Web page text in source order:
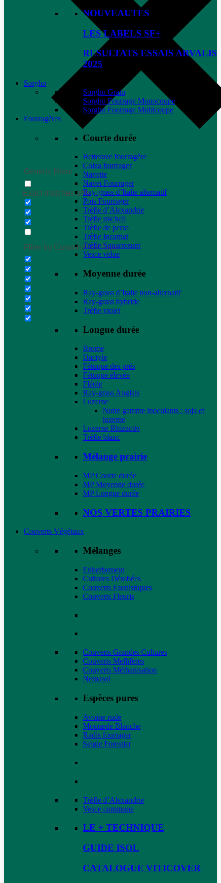
Generic filters
Exact matches only
Filter by Custom Post Type
NOUVEAUTES
LES LABELS SF+
RESULTATS ESSAIS ARVALIS
2025
Sorgho
Sorgho Grain
Sorgho Fourrage Monocoupe
Sorgho Fourrage Multicoupe
Fourragères
Courte durée
Betterave fourragère
Colza fourrager
Navette
Navet Fourrager
Ray-grass d’Italie alternatif
Pois Fourrager
Trèfle d’Alexandrie
Trèfle micheli
Trèfle de perse
Trèfle Incarnat
Trèfle Squarrosum
Vesce velue
Moyenne durée
Ray-grass d’Italie non-alternatif
Ray-grass hybride
Trèfle violet
Longue durée
Brome
Dactyle
Fétuque des prés
Fétuque élevée
Fléole
Ray-grass Anglais
Luzerne
Notre gamme inoculants : soja et
luzerne
Luzerne Rhizactiv
Trèfle blanc
Mélange prairie
MP Courte durée
MP Moyenne durée
MP Longue durée
NOS VERTES PRAIRIES
Couverts Végétaux
Mélanges
Enherbement
Cultures Dérobées
Couverts Faunistiques
Couverts Fleuris
Couverts Grandes Cultures
Couverts Mellifères
Couverts Méthanisation
Nemasol
Espèces pures
Avoine rude
Moutarde Blanche
Radis fourrager
Seigle Forestier
Trèfle d’Alexandrie
Vesce commune
LE + TECHNIQUE
GUIDE ISOL
CATALOGUE VITICOVER